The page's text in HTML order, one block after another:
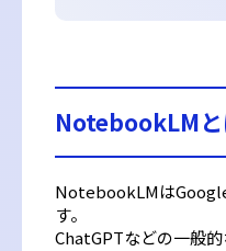
NotebookLM
NotebookLMは
す。
ChatGPTなどの一般